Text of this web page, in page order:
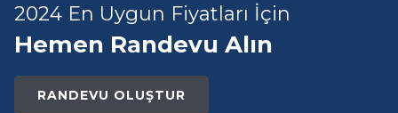
2024 En Uygun Fiyatları İçin
Hemen Randevu Alın
RANDEVU OLUŞTUR